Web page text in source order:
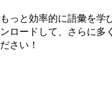
もっと効率的に語彙を
ンロードして、さらに多
ださい！